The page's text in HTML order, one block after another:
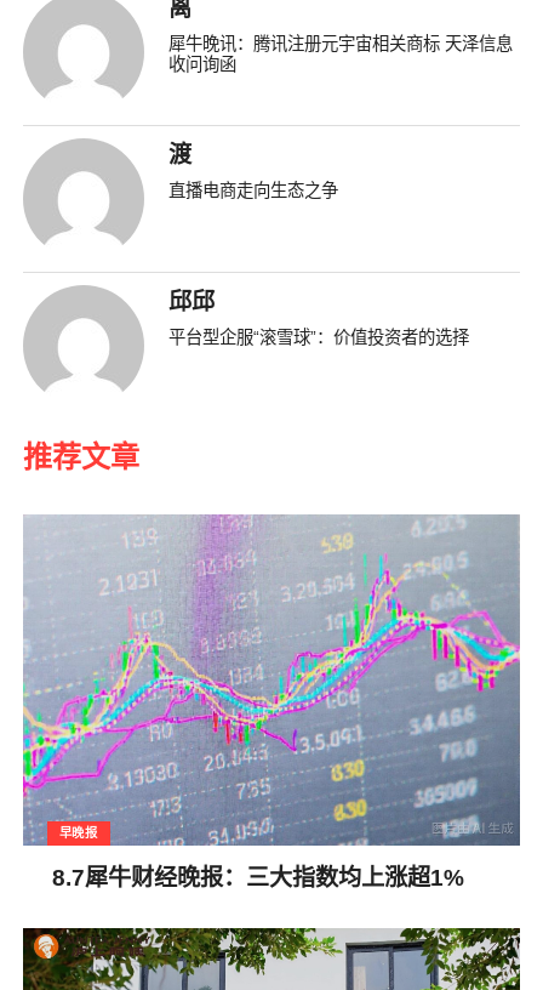
离
犀牛晚讯：腾讯注册元宇宙相关商标 天泽信息
收问询函
渡
直播电商走向生态之争
邱邱
平台型企服“滚雪球”：价值投资者的选择
推荐文章
早晚报
8.7犀牛财经晚报：三大指数均上涨超1%